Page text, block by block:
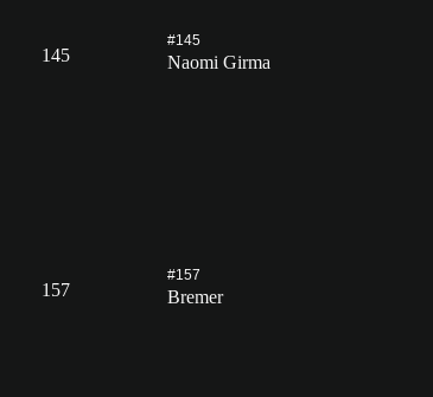
145
#145
Naomi Girma
157
#157
Bremer